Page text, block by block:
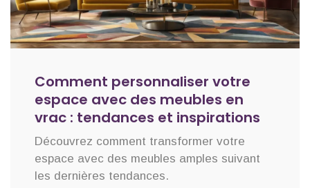
Comment personnaliser votre
espace avec des meubles en
vrac : tendances et inspirations
Découvrez comment transformer votre
espace avec des meubles amples suivant
les dernières tendances.